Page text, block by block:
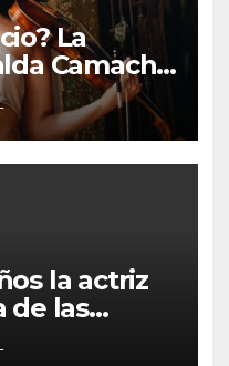
La
Camacho
tras la
y Ángela
la actriz
de las
Cine de